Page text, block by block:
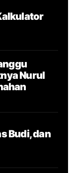
Nurul
Budi, dan